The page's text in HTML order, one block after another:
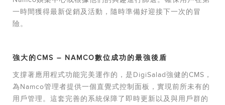
一時間獲得最新促銷及活動，隨時準備好迎接下一次的冒
險。
強大的CMS – NAMCO數位成功的最強後盾
支撐著應用程式功能完美運作的，是DigiSalad強健的CMS，
為Namco管理者提供一個直覺式控制面板，實現前所未有的
用戶管理。這套完善的系統保障了即時更新以及與用戶群的